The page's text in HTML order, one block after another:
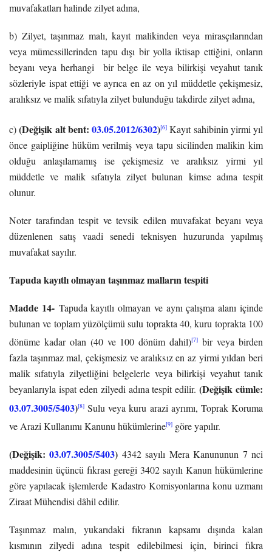
muvafakatları halinde zilyet adına,
b) Zilyet, taşınmaz malı, kayıt malikinden veya mirasçılarından
veya mümessillerinden tapu dışı bir yolla iktisap ettiğini, onların
beyanı veya herhangi bir belge ile veya bilirkişi veyahut tanık
sözleriyle ispat ettiği ve ayrıca en az on yıl müddetle çekişmesiz,
aralıksız ve malik sıfatıyla zilyet bulunduğu takdirde zilyet adına,
c)(Değişik alt bent: 03.05.2012/6302)[6] Kayıt sahibinin yirmi yıl
önce gaipliğine hüküm verilmiş veya tapu sicilinden malikin kim
olduğu anlaşılamamış ise çekişmesiz ve aralıksız yirmi yıl
müddetle ve malik sıfatıyla zilyet bulunan kimse adına tespit
olunur.
Noter tarafından tespit ve tevsik edilen muvafakat beyanı veya
düzenlenen satış vaadi senedi teknisyen huzurunda yapılmış
muvafakat sayılır.
Tapuda kayıtlı olmayan taşınmaz malların tespiti
Madde 14-Tapuda kayıtlı olmayan ve aynı çalışma alanı içinde
bulunan ve toplam yüzölçümü sulu toprakta 40, kuru toprakta 100
dönüme kadar olan (40 ve 100 dönüm dahil)[7] bir veya birden
fazla taşınmaz mal, çekişmesiz ve aralıksız en az yirmi yıldan beri
malik sıfatıyla zilyetliğini belgelerle veya bilirkişi veyahut tanık
beyanlarıyla ispat eden zilyedi adına tespit edilir.(Değişik cümle:
03.07.3005/5403)[8] Sulu veya kuru arazi ayrımı, Toprak Koruma
ve Arazi Kullanımı Kanunu hükümlerine[9] göre yapılır.
(Değişik:03.07.3005/5403) 4342 sayılı Mera Kanununun 7 nci
maddesinin üçüncü fıkrası gereği 3402 sayılı Kanun hükümlerine
göre yapılacak işlemlerde Kadastro Komisyonlarına konu uzmanı
Ziraat Mühendisi dâhil edilir.
Taşınmaz malın, yukarıdaki fıkranın kapsamı dışında kalan
kısmının zilyedi adına tespit edilebilmesi için, birinci fıkra